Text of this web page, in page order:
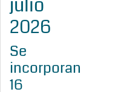
julio
2026
Se
incorporan
16